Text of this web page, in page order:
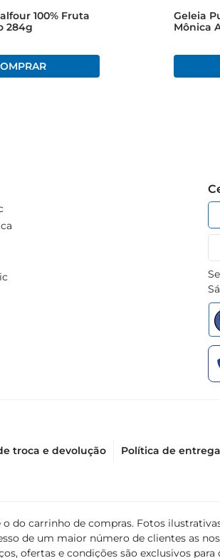
100% Fruta
284g
Geleia
Mônica
troca e devolução Política de entrega
do carrinho de compras. Fotos
de um maior número de clientes as
ofertas e condições são exclusivos